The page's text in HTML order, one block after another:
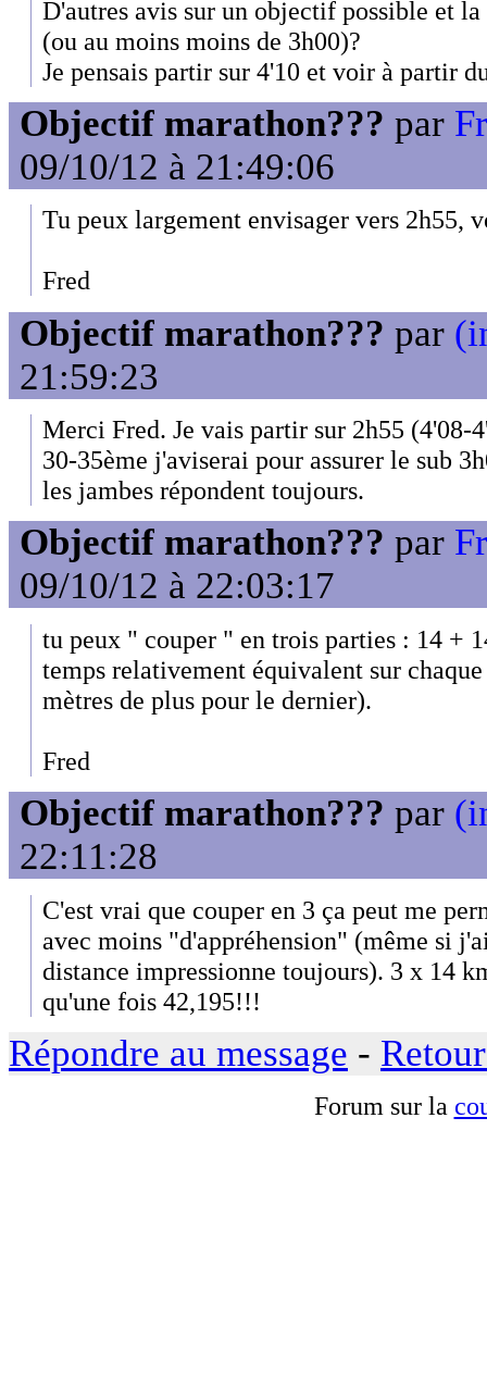
D'autres avis sur un objectif possible et
(ou au moins moins de 3h00)?
Je pensais partir sur 4'10 et voir à partir
Objectif marathon??? par
09/10/12 à 21:49:06
Tu peux largement envisager vers 2h55,
Fred
Objectif marathon??? par
21:59:23
Merci Fred. Je vais partir sur 2h55 (4'08-
30-35ème j'aviserai pour assurer le sub
les jambes répondent toujours.
Objectif marathon??? par
09/10/12 à 22:03:17
tu peux " couper " en trois parties : 14 +
temps relativement équivalent sur
mètres de plus pour le dernier).
Fred
Objectif marathon??? par
22:11:28
C'est vrai que couper en 3 ça peut me
avec moins "d'appréhension" (même si
distance impressionne toujours). 3 x 14
qu'une fois 42,195!!!
Répondre au message -
Forum sur la